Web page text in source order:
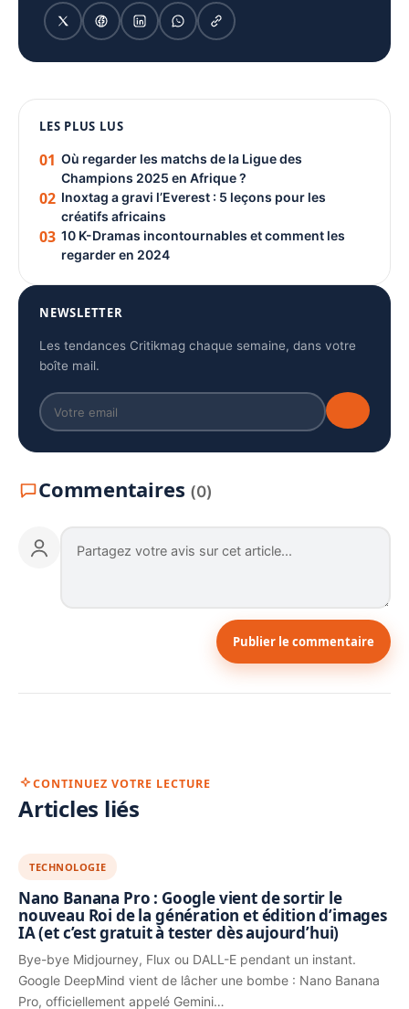
PUBLICITÉ
LES PLUS LUS
01 Où regarder les matchs de la Ligue des
Champions 2025 en Afrique ?
02 Inoxtag a gravi l’Everest : 5 leçons pour les
créatifs africains
03 10 K-Dramas incontournables et comment les
regarder en 2024
NEWSLETTER
Les tendances Critikmag chaque semaine, dans votre
boîte mail.
Commentaires (0)
Publier le commentaire
CONTINUEZ VOTRE LECTURE
Articles liés
TECHNOLOGIE
Nano Banana Pro : Google vient de sortir le
nouveau Roi de la génération et édition d’images
IA (et c’est gratuit à tester dès aujourd’hui)
Bye-bye Midjourney, Flux ou DALL-E pendant un instant.
Google DeepMind vient de lâcher une bombe : Nano Banana
Pro, officiellement appelé Gemini…